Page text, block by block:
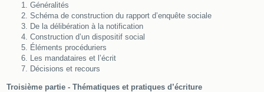
Généralités
Schéma de construction du rapport d’enquête sociale
De la délibération à la notification
Construction d’un dispositif social
Éléments procéduriers
Les mandataires et l’écrit
Décisions et recours
Troisième partie - Thématiques et pratiques d’écriture